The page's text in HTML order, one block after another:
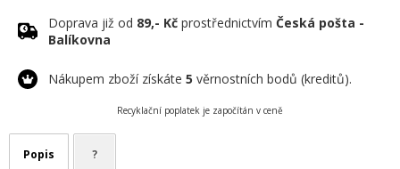
Doprava již od 89,- Kč prostřednictvím Česká pošta -
Balíkovna
Nákupem zboží získáte 5 věrnostních bodů (kreditů).
Recyklační poplatek je započítán v ceně
Popis ?